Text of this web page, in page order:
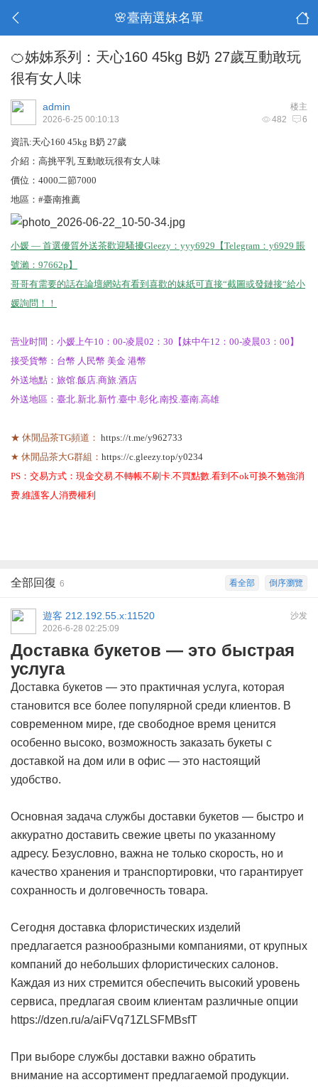
🌸臺南選妹名單
🍊姊姊系列：天心160 45kg B奶 27歲互動敢玩
很有女人味
楼主
admin
482 6
2026-6-25 00:10:13
資訊:天心160 45kg B奶 27歲
介紹：高挑平乳 互動敢玩很有女人味
價位：4000二節7000
地區：#臺南推薦
小媛 — 首選優質外送茶歡迎騷擾Gleezy：yyy6929【Telegram：y6929 賬
號瀨：97662p】
哥哥有需要的話在論壇網站有看到喜歡的妹紙可直接“截圖或發鏈接“給小
媛詢問！！
营业时間：小媛上午10：00-凌晨02：30【妹中午12：00-凌晨03：00】
接受貨幣：台幣 人民幣 美金 港幣
外送地點：旅馆.飯店.商旅.酒店
外送地區：臺北.新北.新竹.臺中.彰化.南投.臺南.高雄
★ 休閒品茶TG頻道： https://t.me/y962733
★ 休閒品茶大G群組： https://c.gleezy.top/y0234
PS：交易方式：現金交易.不轉帳不刷卡.不買點數.看到不ok可换不勉強消
费.維護客人消费權利
倒序瀏覽
看全部
全部回復 6
沙发
遊客 212.192.55.x:11520
2026-6-28 02:25:09
Доставка букетов — это быстрая
услуга
Доставка букетов — это практичная услуга, которая
становится все более популярной среди клиентов. В
современном мире, где свободное время ценится
особенно высоко, возможность заказать букеты с
доставкой на дом или в офис — это настоящий
удобство.
Основная задача службы доставки букетов — быстро и
аккуратно доставить свежие цветы по указанному
адресу. Безусловно, важна не только скорость, но и
качество хранения и транспортировки, что гарантирует
сохранность и долговечность товара.
Сегодня доставка флористических изделий
предлагается разнообразными компаниями, от крупных
компаний до небольших флористических салонов.
Каждая из них стремится обеспечить высокий уровень
сервиса, предлагая своим клиентам различные опции
https://dzen.ru/a/aiFVq71ZLSFMBsfT
При выборе службы доставки важно обратить
внимание на ассортимент предлагаемой продукции.